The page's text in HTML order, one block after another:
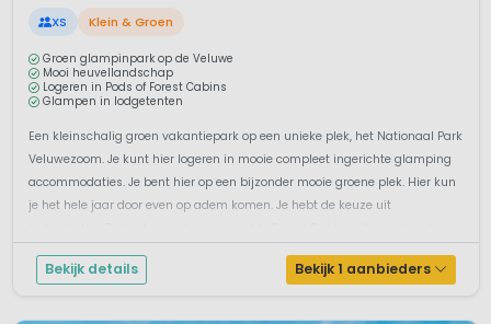
XS Klein & Groen
Groen glampinpark op de Veluwe
Mooi heuvellandschap
Logeren in Pods of Forest Cabins
Glampen in lodgetenten
Een kleinschalig groen vakantiepark op een unieke plek, het Nationaal Park
Veluwezoom. Je kunt hier logeren in mooie compleet ingerichte glamping
accommodaties. Je bent hier op een bijzonder mooie groene plek. Hier kun
je het hele jaar door even op adem komen. Je hebt de keuze uit
Bekijk details Bekijk 1 aanbieders